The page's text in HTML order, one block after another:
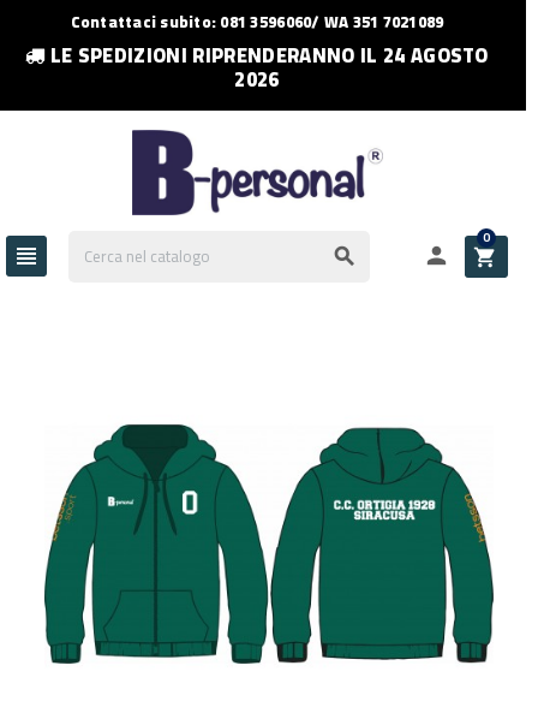
Contattaci subito: 081 3596060/ WA 351 7021089
LE SPEDIZIONI RIPRENDERANNO IL 24 AGOSTO
2026
   
0